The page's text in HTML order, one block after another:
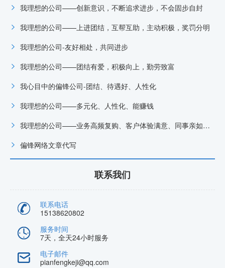
我理想的公司——创新意识，不断追求进步，不会固步自封
我理想的公司——上进团结，互帮互助，主动积极，奖罚分明
我理想的公司-友好相处，共同进步
我理想的公司——团结有爱，积极向上，勤劳致富
我心目中的偏锋公司-团结、待遇好、人性化
我理想的公司——多元化、人性化、能赚钱
我理想的公司——业务高频复购、客户体验满意、同事亲如一家
偏锋网络文章代写
联系我们
联系电话
15138620802
服务时间
7天，全天24小时服务
电子邮件
pianfengkeji@qq.com